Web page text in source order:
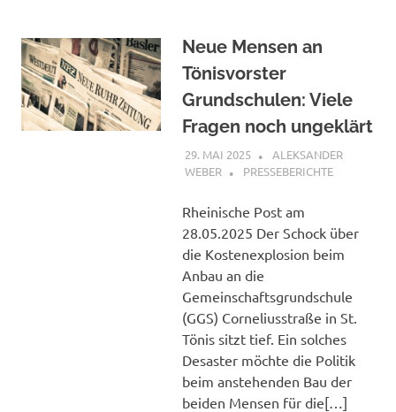
Neue Mensen an
Tönisvorster
Grundschulen: Viele
Fragen noch ungeklärt
29. MAI 2025
ALEKSANDER
WEBER
PRESSEBERICHTE
Rheinische Post am
28.05.2025 Der Schock über
die Kostenexplosion beim
Anbau an die
Gemeinschaftsgrundschule
(GGS) Corneliusstraße in St.
Tönis sitzt tief. Ein solches
Desaster möchte die Politik
beim anstehenden Bau der
beiden Mensen für die[…]